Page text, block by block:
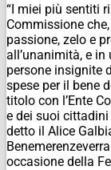
“I miei più sentiti
Commissione
passione, zelo e
all’unanimità, e
persone insignite
spese per il bene
titolo con l’Ente
e dei suoi
detto il Alice
occasione della